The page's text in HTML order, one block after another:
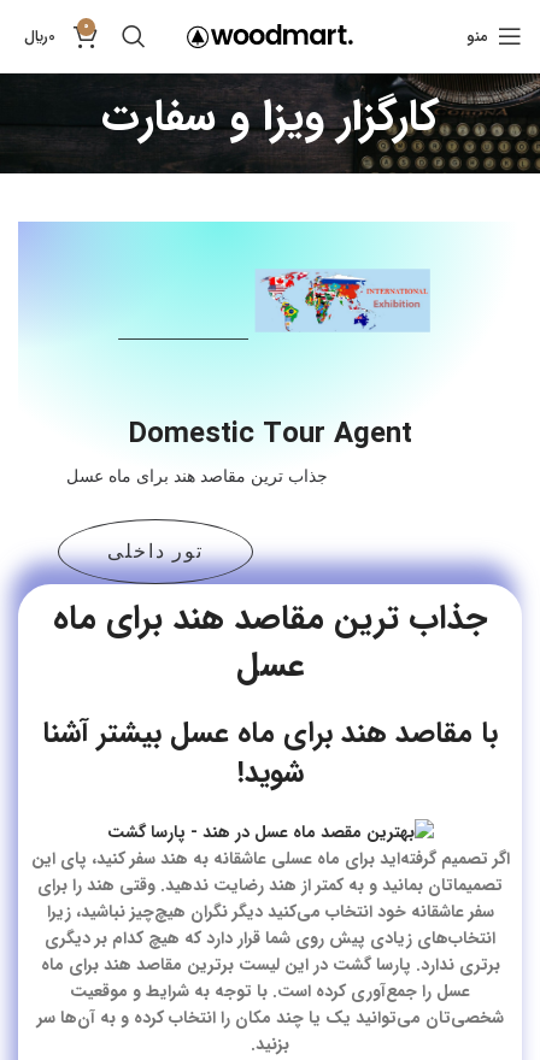
منو 0
0﷼
کارگزار ویزا و سفارت
Domestic Tour Agent
جذاب ترین مقاصد هند برای ماه عسل
تور داخلی
جذاب ترین مقاصد هند برای ماه
عسل
با مقاصد هند برای ماه عسل بیشتر آشنا
شوید!
اگر تصمیم گرفته‌اید برای ماه عسلی عاشقانه به هند سفر کنید، پای این
تصمیماتان بمانید و به کمتر از هند رضایت ندهید. وقتی هند را برای
سفر عاشقانه خود انتخاب می‌کنید دیگر نگران هیچ‌چیز نباشید، زیرا
انتخاب‌های زیادی پیش روی شما قرار دارد که هیچ کدام بر دیگری
برتری ندارد. پارسا گشت در این لیست برترین مقاصد هند برای ماه
عسل را جمع‌آوری کرده است. با توجه به شرایط و موقعیت
شخصی‌تان می‌توانید یک یا چند مکان را انتخاب کرده و به آن‌ها سر
بزنید.